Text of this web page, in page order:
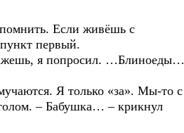
Если живёшь с
первый.
я попросил. …Блиноеды…
Я только «за». Мы-то с
– Бабушка… – крикнул